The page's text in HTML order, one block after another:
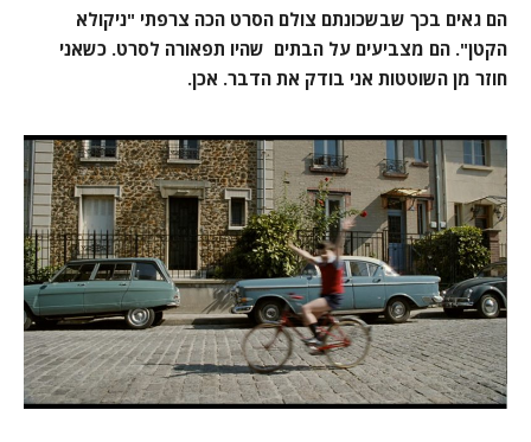
הם גאים בכך שבשכונתם צולם הסרט הכה צרפתי "ניקולא
הקטן". הם מצביעים על הבתים שהיו תפאורה לסרט. כשאני
חוזר מן השוטטות אני בודק את הדבר. אכן.